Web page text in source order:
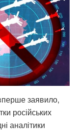
заявило,
російських
аналітики